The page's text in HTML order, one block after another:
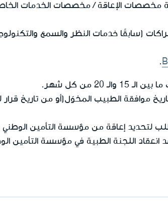
مخصصات الإعاقة / مخصصات الخدمات
.
من كل شهر.
موافقة الطبيب المخوّل(أو من تاريخ قرار
لتحديد إعاقة من مؤسسة التأمين الوطني
انعقاد اللجنة الطبية في مؤسسة التأمين